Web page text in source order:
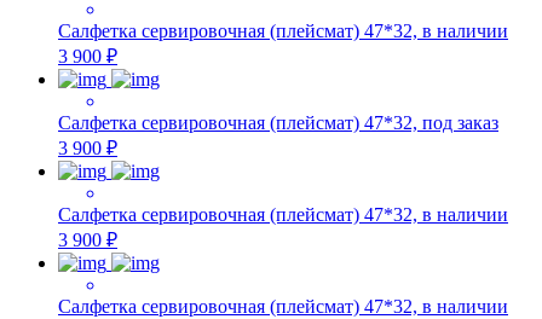
Салфетка сервировочная (плейсмат) 47*32, в наличии
3 900 ₽
Салфетка сервировочная (плейсмат) 47*32, под заказ
3 900 ₽
Салфетка сервировочная (плейсмат) 47*32, в наличии
3 900 ₽
Салфетка сервировочная (плейсмат) 47*32, в наличии